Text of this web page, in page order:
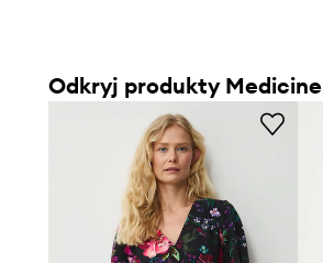
Odkryj produkty Medicine